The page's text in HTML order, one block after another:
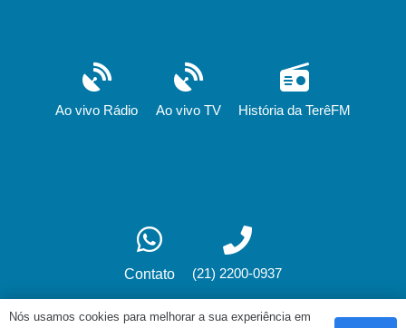
Ao vivo Rádio Ao vivo TV História da TerêFM
Contato (21) 2200-0937
Nós usamos cookies para melhorar a sua experiência em